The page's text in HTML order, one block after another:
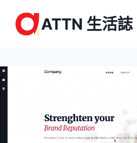
content
ATTN 生活誌